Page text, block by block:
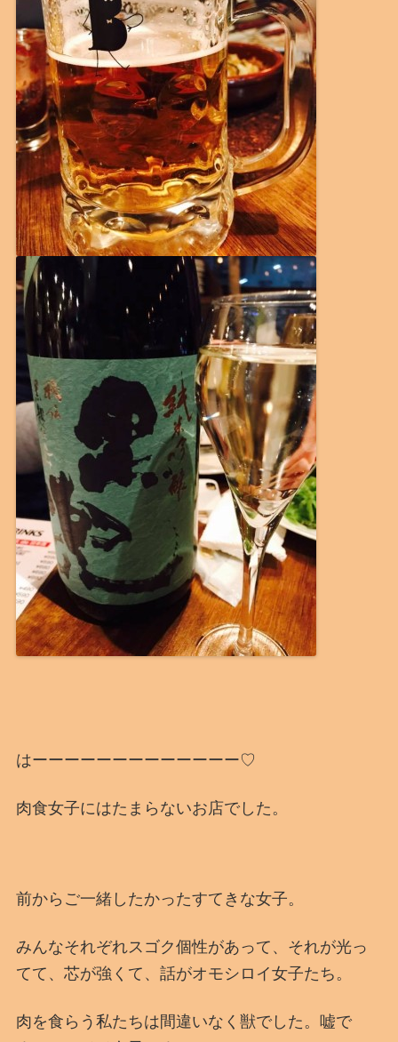
はーーーーーーーーーーーーー♡
肉食女子にはたまらないお店でした。
前からご一緒したかったすてきな女子。
みんなそれぞれスゴク個性があって、それが光っ
てて、芯が強くて、話がオモシロイ女子たち。
肉を食らう私たちは間違いなく獣でした。嘘で